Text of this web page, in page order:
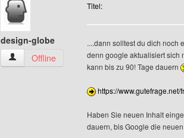
design-globe
design-globe Benutzer-Profile anzeigen
Offline
Titel:
....dann solltest du dich noch
denn google aktualisiert sich
kann bis zu 90! Tage dauern
https://
Haben Sie neuen Inhalt
dauern, bis Google die